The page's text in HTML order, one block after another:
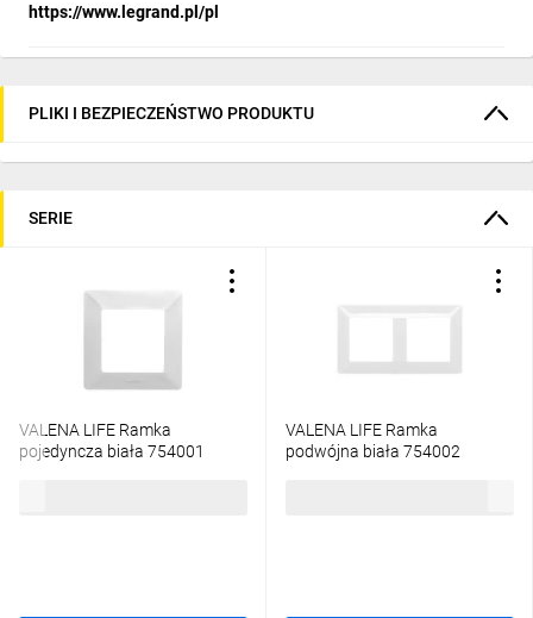
https://www.legrand.pl/pl
PLIKI I BEZPIECZEŃSTWO PRODUKTU
SERIE
VALENA LIFE Ramka
pojedyncza biała 754001
VALENA LIFE Ramka
podwójna biała 754002